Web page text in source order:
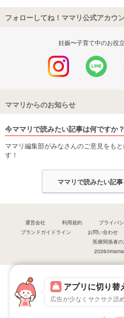
アプリに切り替
広告が少なくサクサク読
フォローしてね！ママリ公式アカウ
妊娠〜子育て中のお役
ママリからのお知らせ
今ママリで読みたい記事は何ですか？
ママリ編集部がみなさんのご意見をも
す！
ママリで読みたい記
運営会社 利用規約 プライバ
ブランドガイドライン
お問い合わせ
医療関係者